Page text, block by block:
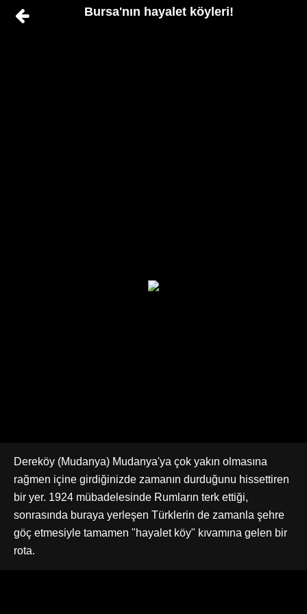
Bursa'nın hayalet köyleri!
Dereköy (Mudanya) Mudanya'ya çok yakın olmasına
rağmen içine girdiğinizde zamanın durduğunu hissettiren
bir yer. 1924 mübadelesinde Rumların terk ettiği,
sonrasında buraya yerleşen Türklerin de zamanla şehre
göç etmesiyle tamamen "hayalet köy" kıvamına gelen bir
rota.